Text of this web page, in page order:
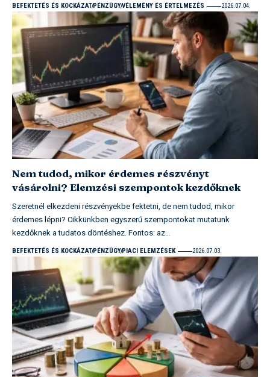
BEFEKTETÉS ÉS KOCKÁZATPÉNZÜGYVÉLEMÉNY ÉS ÉRTELMEZÉS 2026.07.04.
Nem tudod, mikor érdemes részvényt
vásárolni? Elemzési szempontok kezdőknek
Szeretnél elkezdeni részvényekbe fektetni, de nem tudod, mikor
érdemes lépni? Cikkünkben egyszerű szempontokat mutatunk
kezdőknek a tudatos döntéshez. Fontos: az…
BEFEKTETÉS ÉS KOCKÁZATPÉNZÜGYPIACI ELEMZÉSEK 2026.07.03.